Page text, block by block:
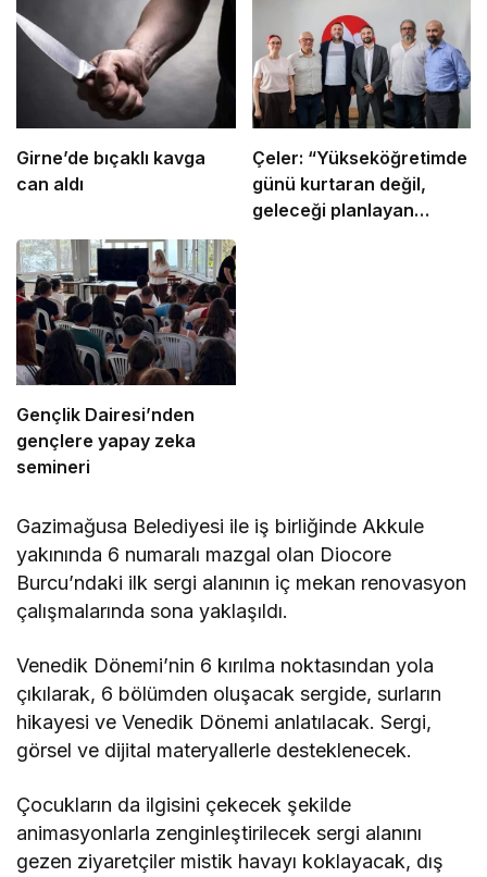
Girne’de bıçaklı kavga
can aldı
Çeler: “Yükseköğretimde
günü kurtaran değil,
geleceği planlayan
Gençlik Dairesi’nden
gençlere yapay zeka
semineri
Gazimağusa Belediyesi ile iş birliğinde Akkule
yakınında 6 numaralı mazgal olan Diocore
Burcu’ndaki ilk sergi alanının iç mekan renovasyon
çalışmalarında sona yaklaşıldı.
Venedik Dönemi’nin 6 kırılma noktasından yola
çıkılarak, 6 bölümden oluşacak sergide, surların
hikayesi ve Venedik Dönemi anlatılacak. Sergi,
görsel ve dijital materyallerle desteklenecek.
Çocukların da ilgisini çekecek şekilde
animasyonlarla zenginleştirilecek sergi alanını
gezen ziyaretçiler mistik havayı koklayacak, dış